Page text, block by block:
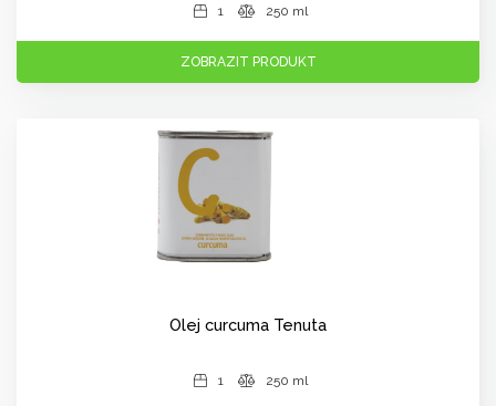
1 250 ml
ZOBRAZIT PRODUKT
Olej curcuma Tenuta
1 250 ml